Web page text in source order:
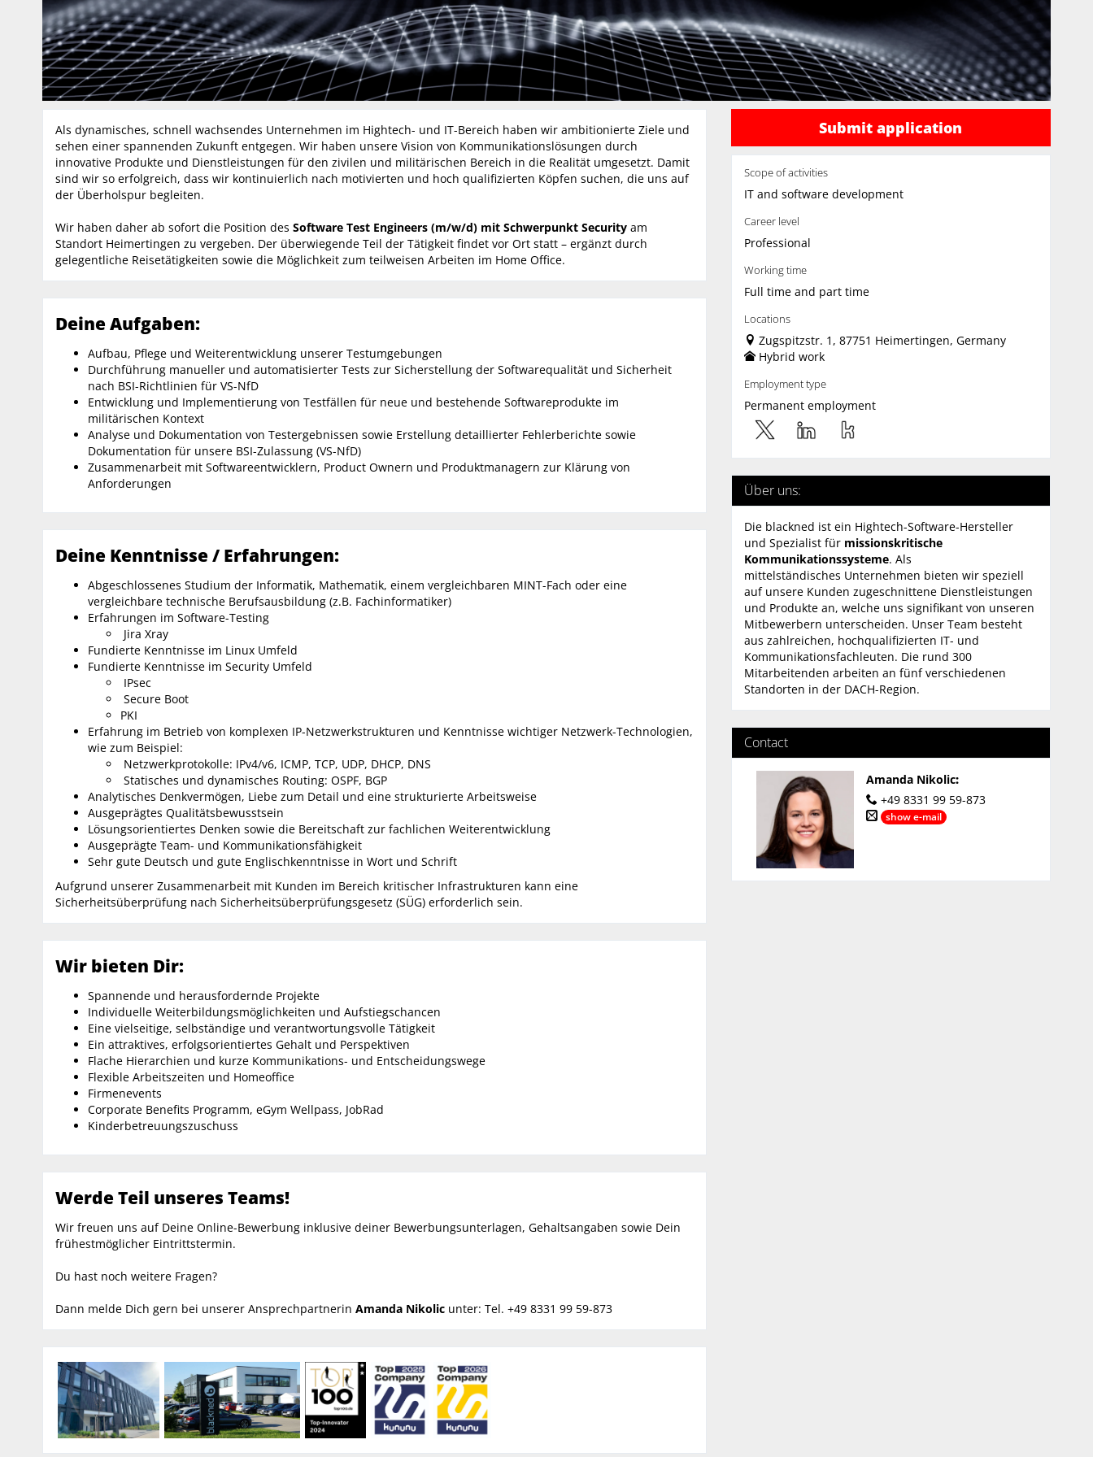
Als dynamisches, schnell wachsendes Unternehmen im Hightech- und IT-Bereich haben wir ambitionierte Ziele und
sehen einer spannenden Zukunft entgegen. Wir haben unsere Vision von Kommunikationslösungen durch
innovative Produkte und Dienstleistungen für den zivilen und militärischen Bereich in die Realität umgesetzt. Damit
sind wir so erfolgreich, dass wir kontinuierlich nach motivierten und hoch qualifizierten Köpfen suchen, die uns auf
der Überholspur begleiten.
Wir haben daher ab sofort die Position des Software Test Engineers (m/w/d) mit Schwerpunkt Security am
Standort Heimertingen zu vergeben. Der überwiegende Teil der Tätigkeit findet vor Ort statt – ergänzt durch
gelegentliche Reisetätigkeiten sowie die Möglichkeit zum teilweisen Arbeiten im Home Office.
Deine Aufgaben:
Aufbau, Pflege und Weiterentwicklung unserer Testumgebungen
Durchführung manueller und automatisierter Tests zur Sicherstellung der Softwarequalität und Sicherheit
nach BSI-Richtlinien für VS-NfD
Entwicklung und Implementierung von Testfällen für neue und bestehende Softwareprodukte im
militärischen Kontext
Analyse und Dokumentation von Testergebnissen sowie Erstellung detaillierter Fehlerberichte sowie
Dokumentation für unsere BSI-Zulassung (VS-NfD)
Zusammenarbeit mit Softwareentwicklern, Product Ownern und Produktmanagern zur Klärung von
Anforderungen
Deine Kenntnisse / Erfahrungen:
Abgeschlossenes Studium der Informatik, Mathematik, einem vergleichbaren MINT-Fach oder eine
vergleichbare technische Berufsausbildung (z.B. Fachinformatiker)
Erfahrungen im Software-Testing
Jira Xray
Fundierte Kenntnisse im Linux Umfeld
Fundierte Kenntnisse im Security Umfeld
IPsec
Secure Boot
PKI
Erfahrung im Betrieb von komplexen IP-Netzwerkstrukturen und Kenntnisse wichtiger Netzwerk-Technologien,
wie zum Beispiel:
Netzwerkprotokolle: IPv4/v6, ICMP, TCP, UDP, DHCP, DNS
Statisches und dynamisches Routing: OSPF, BGP
Analytisches Denkvermögen, Liebe zum Detail und eine strukturierte Arbeitsweise
Ausgeprägtes Qualitätsbewusstsein
Lösungsorientiertes Denken sowie die Bereitschaft zur fachlichen Weiterentwicklung
Ausgeprägte Team- und Kommunikationsfähigkeit
Sehr gute Deutsch und gute Englischkenntnisse in Wort und Schrift
Aufgrund unserer Zusammenarbeit mit Kunden im Bereich kritischer Infrastrukturen kann eine
Sicherheitsüberprüfung nach Sicherheitsüberprüfungsgesetz (SÜG) erforderlich sein.
Wir bieten Dir:
Spannende und herausfordernde Projekte
Individuelle Weiterbildungsmöglichkeiten und Aufstiegschancen
Eine vielseitige, selbständige und verantwortungsvolle Tätigkeit
Ein attraktives, erfolgsorientiertes Gehalt und Perspektiven
Flache Hierarchien und kurze Kommunikations- und Entscheidungswege
Flexible Arbeitszeiten und Homeoffice
Firmenevents
Corporate Benefits Programm, eGym Wellpass, JobRad
Kinderbetreuungszuschuss
Werde Teil unseres Teams!
Wir freuen uns auf Deine Online-Bewerbung inklusive deiner Bewerbungsunterlagen, Gehaltsangaben sowie Dein
frühestmöglicher Eintrittstermin.
Du hast noch weitere Fragen?
Dann melde Dich gern bei unserer Ansprechpartnerin Amanda Nikolic unter: Tel. +49 8331 99 59-873
Submit application
Scope of activities
IT and software development
Career level
Professional
Working time
Full time and part time
Locations
Zugspitzstr. 1, 87751 Heimertingen, Germany
Hybrid work
Employment type
Permanent employment
Über uns:
Die blackned ist ein Hightech-Software-Hersteller
und Spezialist für missionskritische
Kommunikationssysteme. Als
mittelständisches Unternehmen bieten wir speziell
auf unsere Kunden zugeschnittene Dienstleistungen
und Produkte an, welche uns signifikant von unseren
Mitbewerbern unterscheiden. Unser Team besteht
aus zahlreichen, hochqualifizierten IT- und
Kommunikationsfachleuten. Die rund 300
Mitarbeitenden arbeiten an fünf verschiedenen
Standorten in der DACH-Region.
Contact
Amanda Nikolic:
+49 8331 99 59-873
show e-mail